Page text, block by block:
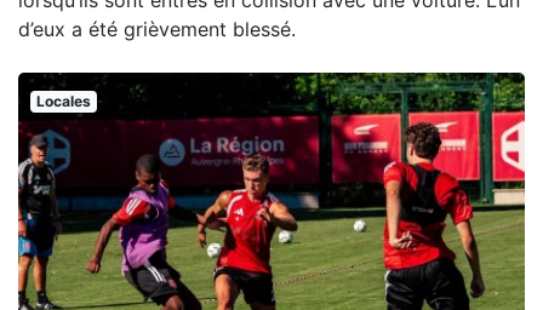
d’eux a été grièvement blessé.
Locales